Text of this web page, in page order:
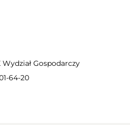
Gospodarczy
64-20